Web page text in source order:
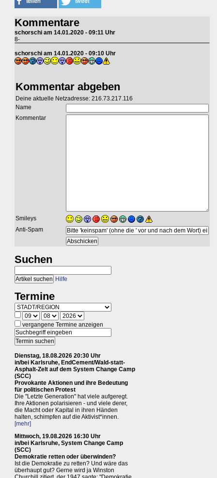
Kommentare
schorschi am 14.01.2020 - 09:11 Uhr
8-
schorschi am 14.01.2020 - 09:10 Uhr
Kommentar abgeben
Deine aktuelle Netzadresse: 216.73.217.116
Name
Kommentar
Smileys
Anti-Spam
Suchen
Hilfe
Termine
vergangene Termine anzeigen
Dienstag, 18.08.2026 20:30 Uhr
in/bei Karlsruhe, EndCement/Wald-statt-
Asphalt-Zelt auf dem System Change Camp
(SCC)
Provokante Aktionen und ihre Bedeutung
für politischen Protest
Die "Letzte Generation" hat viele aufgeregt.
Ihre Aktionen polarisieren - und viele derer,
die Macht oder Kapital in ihren Händen
halten, schimpfen auf die Aktivist*innen.
[mehr]
Mittwoch, 19.08.2026 16:30 Uhr
in/bei Karlsruhe, System Change Camp
(SCC)
Demokratie retten oder überwinden?
Ist die Demokratie zu retten? Und wäre das
überhaupt gut? Gerne wird ja Winston